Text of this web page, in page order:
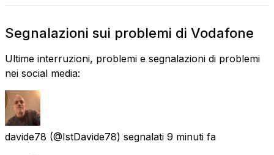
Segnalazioni sui problemi di Vodafone
Ultime interruzioni, problemi e segnalazioni di problemi
nei social media:
davide78 (@IstDavide78) segnalati 9 minuti fa